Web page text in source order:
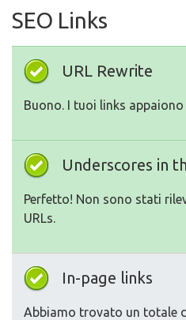
SEO Links
URL Rewrite
Buono. I tuoi links
Underscores in
Perfetto! Non sono stati
URLs.
In-page links
Abbiamo trovato un totale